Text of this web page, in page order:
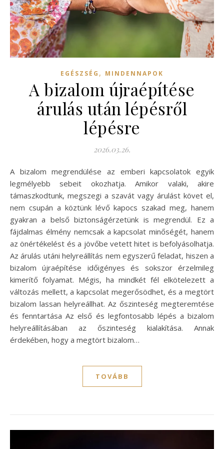
EGÉSZSÉG , MINDENNAPOK
A bizalom újraépítése
árulás után lépésről
lépésre
2026.03.26.
A bizalom megrendülése az emberi kapcsolatok egyik
legmélyebb sebeit okozhatja. Amikor valaki, akire
támaszkodtunk, megszegi a szavát vagy árulást követ el,
nem csupán a köztünk lévő kapocs szakad meg, hanem
gyakran a belső biztonságérzetünk is megrendül. Ez a
fájdalmas élmény nemcsak a kapcsolat minőségét, hanem
az önértékelést és a jövőbe vetett hitet is befolyásolhatja.
Az árulás utáni helyreállítás nem egyszerű feladat, hiszen a
bizalom újraépítése időigényes és sokszor érzelmileg
kimerítő folyamat. Mégis, ha mindkét fél elkötelezett a
változás mellett, a kapcsolat megerősödhet, és a megtört
bizalom lassan helyreállhat. Az őszinteség megteremtése
és fenntartása Az első és legfontosabb lépés a bizalom
helyreállításában az őszinteség kialakítása. Annak
érdekében, hogy a megtört bizalom…
TOVÁBB